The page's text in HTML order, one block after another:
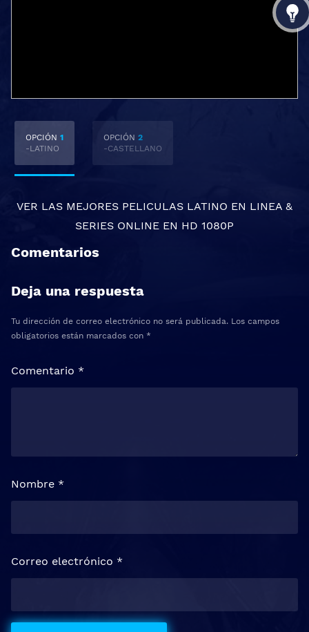
OPCIÓN 1
-LATINO
OPCIÓN 2
-CASTELLANO
VER LAS MEJORES PELICULAS LATINO EN LINEA &
SERIES ONLINE EN HD 1080P
Comentarios
Deja una respuesta
Tu dirección de correo electrónico no será publicada. Los campos
obligatorios están marcados con *
Comentario *
Nombre *
Correo electrónico *